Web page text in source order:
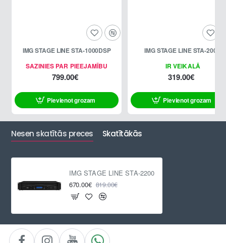
SAZINIES PAR PIEEJAMĪBU
IMG STAGE LINE STA-1000DSP
799.00€
Pievienot grozam
IR VEIKALĀ
IMG STAGE LINE STA-200D
319.00€
Pievienot grozam
Nesen skatītās preces Skatītākās
IMG STAGE LINE STA-2200
670.00€ 819.00€